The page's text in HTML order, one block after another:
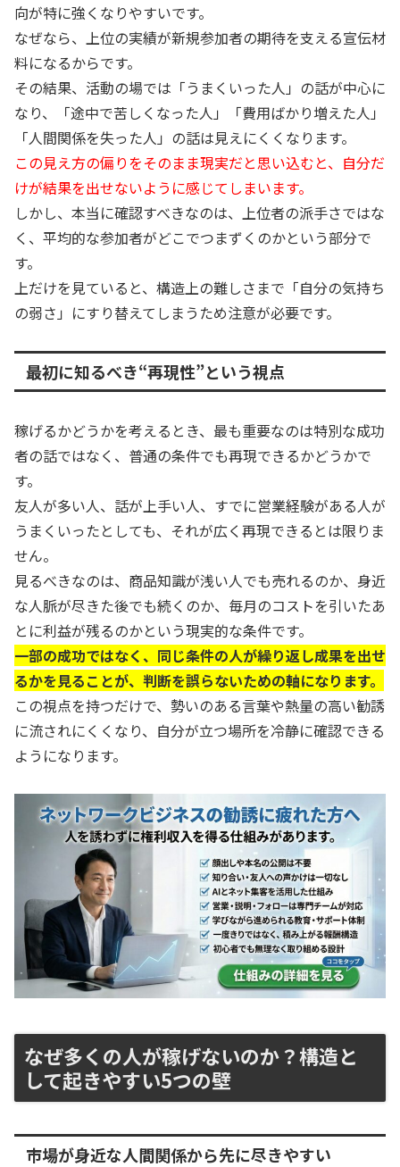
向が特に強くなりやすいです。
なぜなら、上位の実績が新規参加者の期待を支える宣伝材
料になるからです。
その結果、活動の場では「うまくいった人」の話が中心に
なり、「途中で苦しくなった人」「費用ばかり増えた人」
「人間関係を失った人」の話は見えにくくなります。
この見え方の偏りをそのまま現実だと思い込むと、自分だ
けが結果を出せないように感じてしまいます。
しかし、本当に確認すべきなのは、上位者の派手さではな
く、平均的な参加者がどこでつまずくのかという部分で
す。
上だけを見ていると、構造上の難しさまで「自分の気持ち
の弱さ」にすり替えてしまうため注意が必要です。
最初に知るべき“再現性”という視点
稼げるかどうかを考えるとき、最も重要なのは特別な成功
者の話ではなく、普通の条件でも再現できるかどうかで
す。
友人が多い人、話が上手い人、すでに営業経験がある人が
うまくいったとしても、それが広く再現できるとは限りま
せん。
見るべきなのは、商品知識が浅い人でも売れるのか、身近
な人脈が尽きた後でも続くのか、毎月のコストを引いたあ
とに利益が残るのかという現実的な条件です。
一部の成功ではなく、同じ条件の人が繰り返し成果を出せ
るかを見ることが、判断を誤らないための軸になります。
この視点を持つだけで、勢いのある言葉や熱量の高い勧誘
に流されにくくなり、自分が立つ場所を冷静に確認できる
ようになります。
なぜ多くの人が稼げないのか？構造と
して起きやすい5つの壁
市場が身近な人間関係から先に尽きやすい